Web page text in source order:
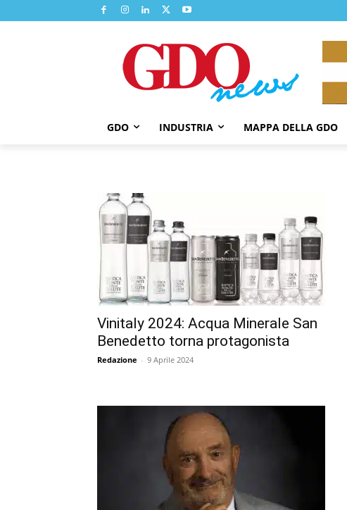
GDO INDUSTRIA MAPPA DELLA GDO
Vinitaly 2024: Acqua Minerale San
Benedetto torna protagonista
Redazione - 9 Aprile 2024